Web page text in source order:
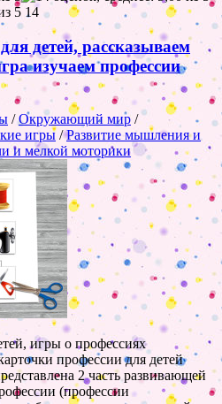
14
детей, рассказываем
изучаем профессии
/Окружающий мир /
игры/Развитие мышления и
и мелкой моторики
игры о профессиях
профессии для детей
2 часть развивающей
(профессии